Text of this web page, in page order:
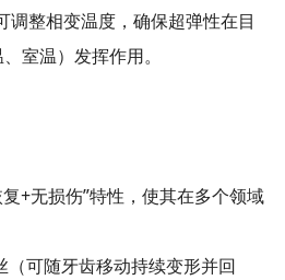
调整相变温度，确保超弹性在目
室温）发挥作用。
+无损伤”特性，使其在多个领域
（可随牙齿移动持续变形并回